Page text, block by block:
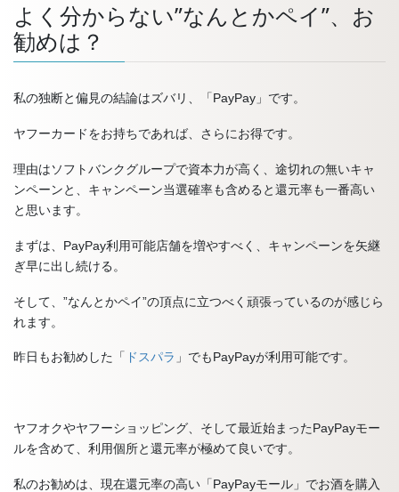
よく分からない”なんとかペイ”、お
勧めは？
私の独断と偏見の結論はズバリ、「PayPay」です。
ヤフーカードをお持ちであれば、さらにお得です。
理由はソフトバンクグループで資本力が高く、途切れの無いキャ
ンペーンと、キャンペーン当選確率も含めると還元率も一番高い
と思います。
まずは、PayPay利用可能店舗を増やすべく、キャンペーンを矢継
ぎ早に出し続ける。
そして、”なんとかペイ”の頂点に立つべく頑張っているのが感じら
れます。
昨日もお勧めした「 ドスパラ 」でもPayPayが利用可能です。
ヤフオクやヤフーショッピング、そして最近始まったPayPayモー
ルを含めて、利用個所と還元率が極めて良いです。
私のお勧めは、現在還元率の高い「PayPayモール」でお酒を購入